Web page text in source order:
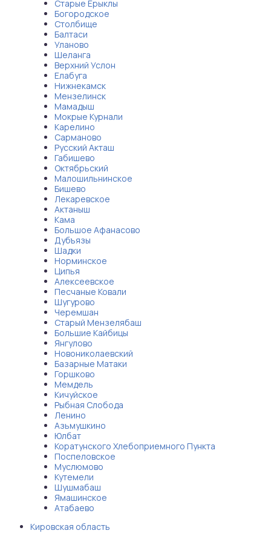
Старые Ерыклы
Богородское
Столбище
Балтаси
Уланово
Шеланга
Верхний Услон
Елабуга
Нижнекамск
Мензелинск
Мамадыш
Мокрые Курнали
Карелино
Сарманово
Русский Акташ
Габишево
Октябрьский
Малошильнинское
Бишево
Лекаревское
Актаныш
Кама
Большое Афанасово
Дубъязы
Шадки
Норминское
Ципья
Алексеевское
Песчаные Ковали
Шугурово
Черемшан
Старый Мензелябаш
Большие Кайбицы
Янгулово
Новониколаевский
Базарные Матаки
Горшково
Мемдель
Кичуйское
Рыбная Слобода
Ленино
Азьмушкино
Юлбат
Коратунского Хлебоприемного Пункта
Поспеловское
Муслюмово
Кутемели
Шушмабаш
Ямашинское
Атабаево
Кировская область